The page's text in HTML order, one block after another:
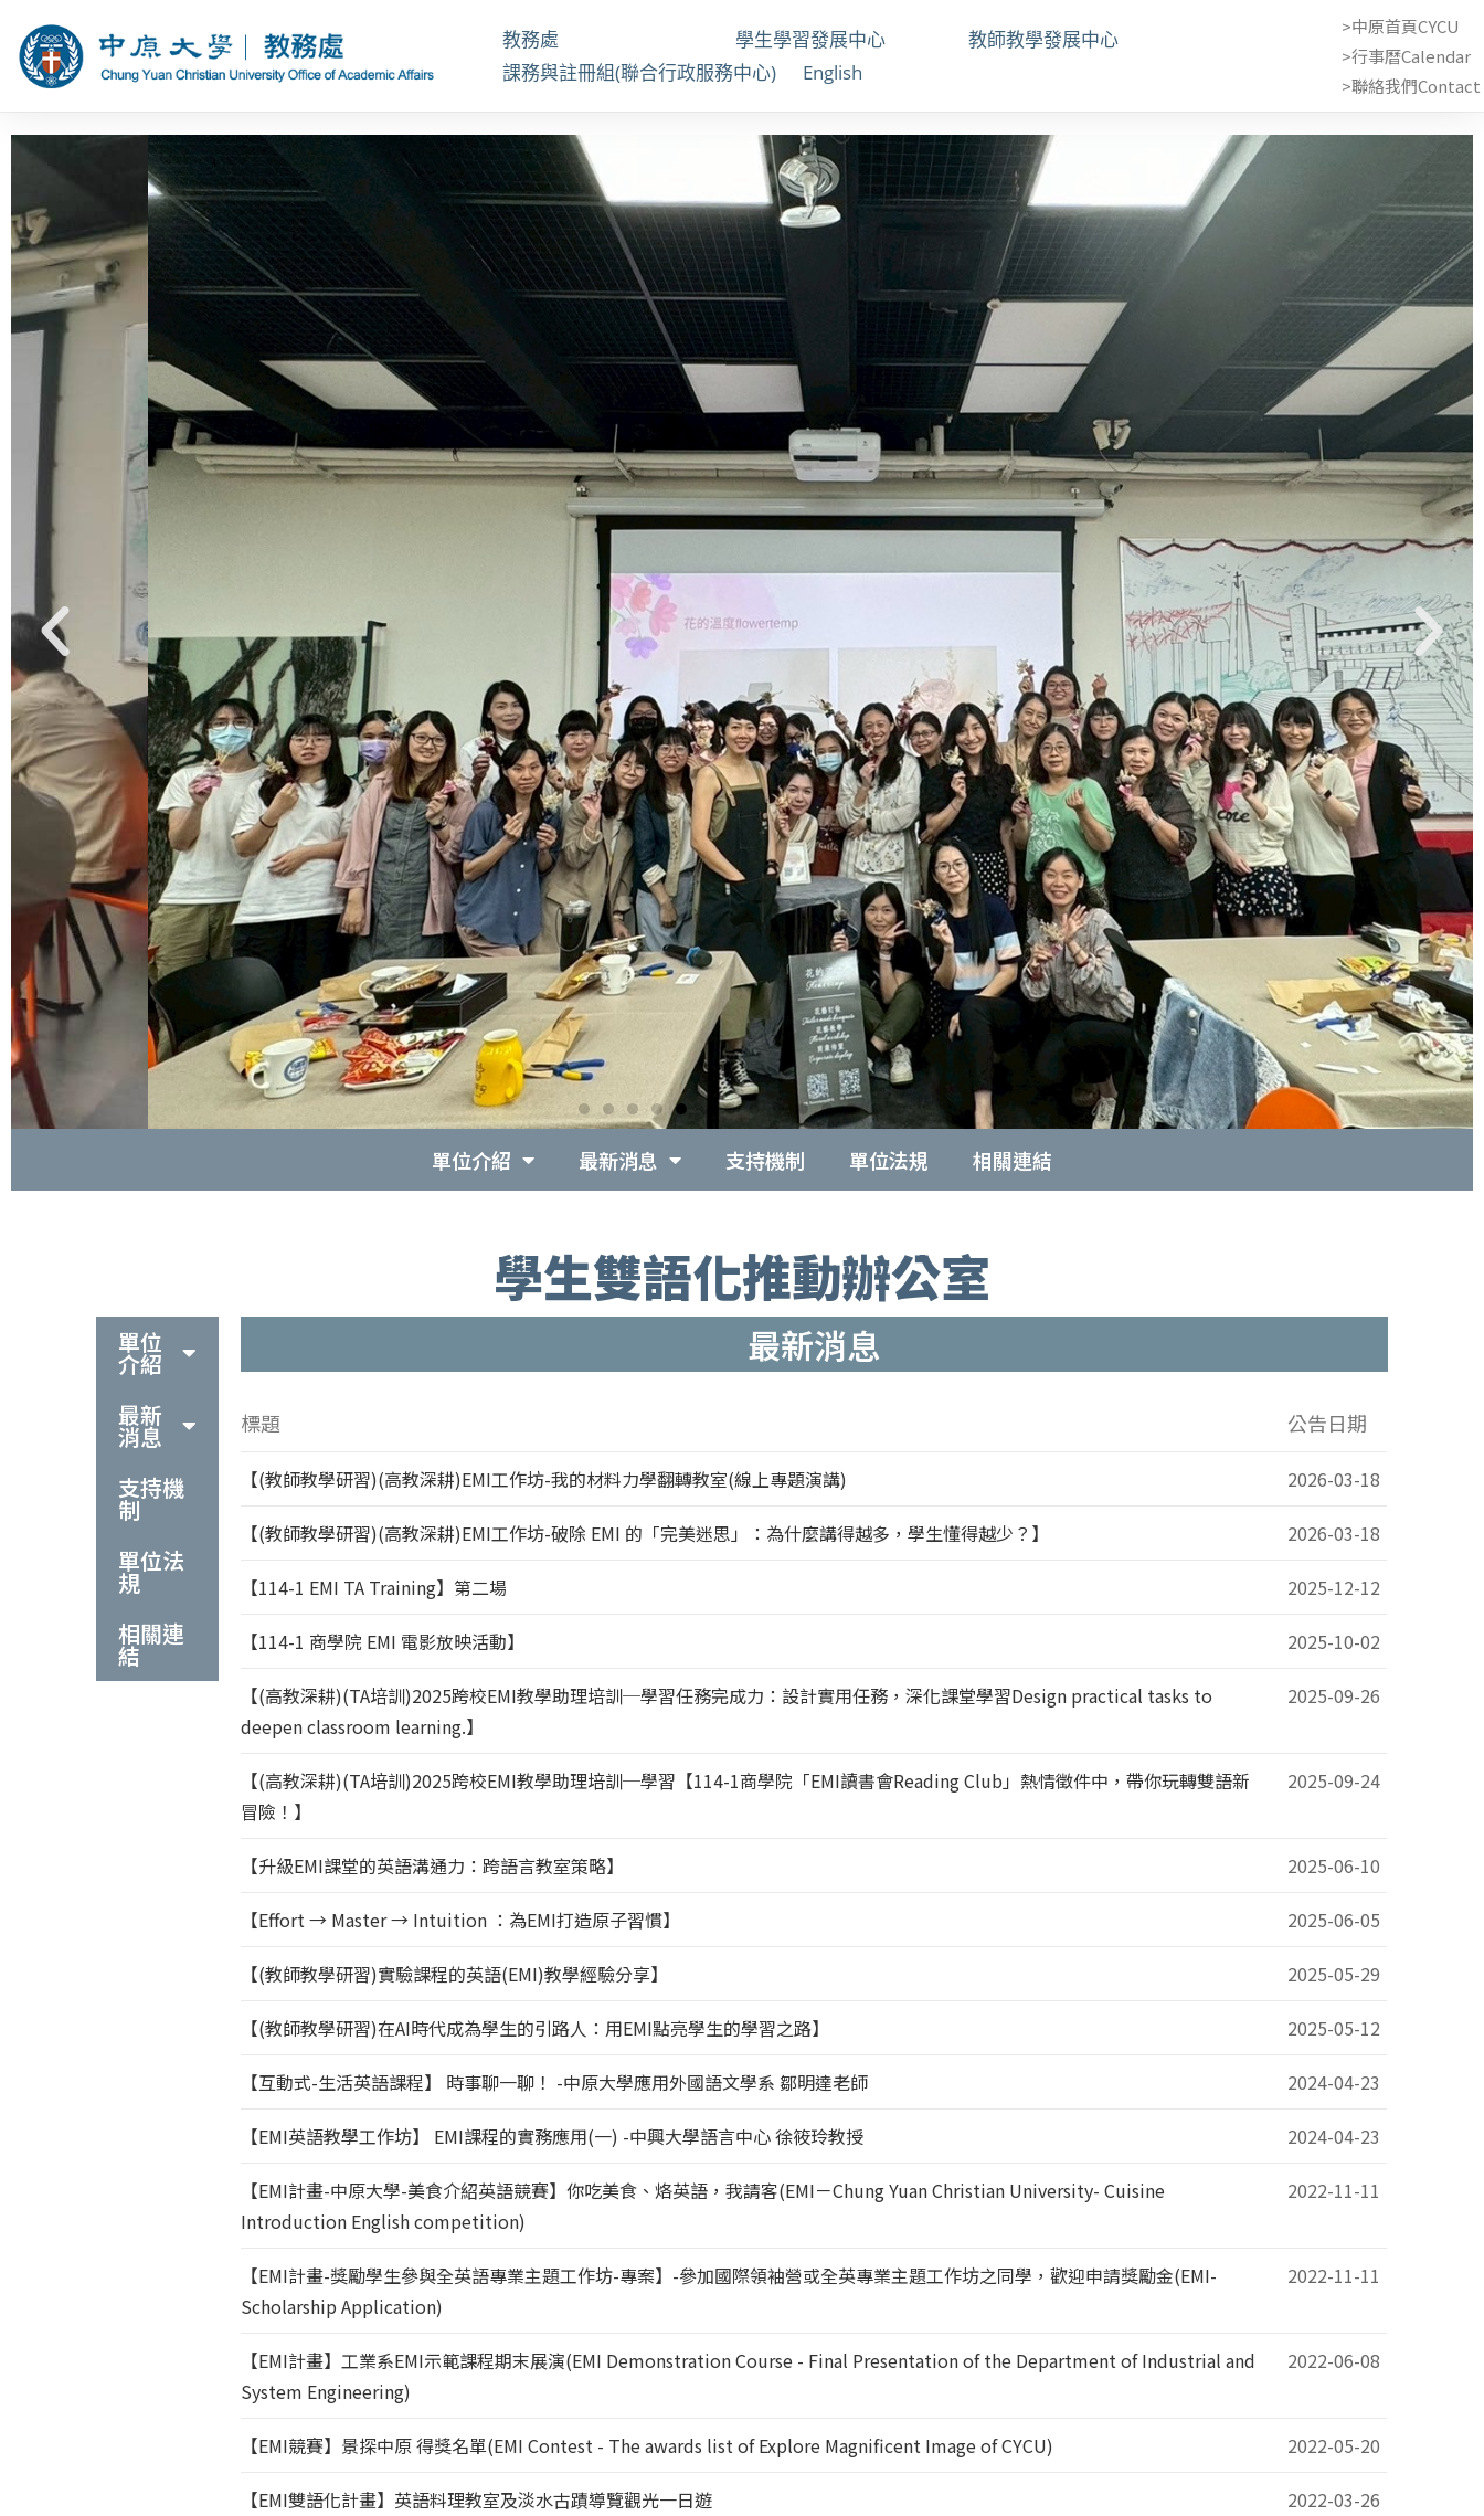
教務處 學生學習發展中心
教師教學發展中心
課務與註冊組(聯合行政服務中心)
English
>中原首頁CYCU
>行事曆Calendar
>聯絡我們Contact
單位介紹 最新消息 支持機制 單位法規 相關連結
學生雙語化推動辦公室
單位
介紹
最新
消息
支持機
制
單位法
規
相關連
結
最新消息
標題 公告日期
【(教師教學研習)(高教深耕)EMI工作坊-我的材料力學翻轉教室(線上專題演講) 2026-03-18
【(教師教學研習)(高教深耕)EMI工作坊-破除 EMI 的「完美迷思」：為什麼講得越多，學生懂得越少？】 2026-03-18
【114-1 EMI TA Training】第二場 2025-12-12
【114-1 商學院 EMI 電影放映活動】 2025-10-02
【(高教深耕)(TA培訓)2025跨校EMI教學助理培訓─學習任務完成力：設計實用任務，深化課堂學習Design practical tasks to
deepen classroom learning.】
2025-09-26
【(高教深耕)(TA培訓)2025跨校EMI教學助理培訓─學習【114-1商學院「EMI讀書會Reading Club」熱情徵件中，帶你玩轉雙語新
冒險！】
2025-09-24
【升級EMI課堂的英語溝通力：跨語言教室策略】 2025-06-10
【Effort → Master → Intuition ：為EMI打造原子習慣】 2025-06-05
【(教師教學研習)實驗課程的英語(EMI)教學經驗分享】 2025-05-29
【(教師教學研習)在AI時代成為學生的引路人：用EMI點亮學生的學習之路】 2025-05-12
【互動式-生活英語課程】 時事聊一聊！ -中原大學應用外國語文學系 鄒明達老師 2024-04-23
【EMI英語教學工作坊】 EMI課程的實務應用(一) -中興大學語言中心 徐筱玲教授 2024-04-23
【EMI計畫-中原大學-美食介紹英語競賽】你吃美食、烙英語，我請客(EMI－Chung Yuan Christian University- Cuisine
Introduction English competition)
2022-11-11
【EMI計畫-獎勵學生參與全英語專業主題工作坊-專案】-參加國際領袖營或全英專業主題工作坊之同學，歡迎申請獎勵金(EMI-
Scholarship Application)
2022-11-11
【EMI計畫】工業系EMI示範課程期末展演(EMI Demonstration Course - Final Presentation of the Department of Industrial and
System Engineering)
2022-06-08
【EMI競賽】景探中原 得獎名單(EMI Contest - The awards list of Explore Magnificent Image of CYCU) 2022-05-20
【EMI雙語化計畫】英語料理教室及淡水古蹟導覽觀光一日遊 2022-03-26